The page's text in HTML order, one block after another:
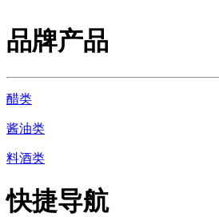
品牌产品
醋类
酱油类
料酒类
快捷导航